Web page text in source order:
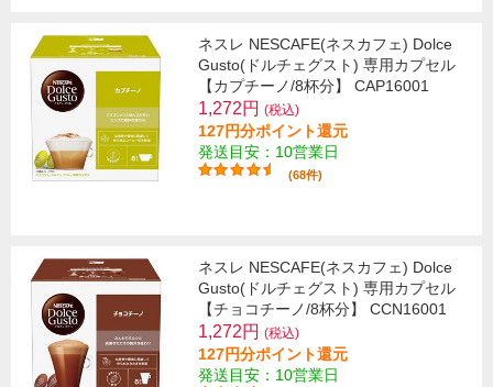
ネスレ NESCAFE(ネスカフェ) Dolce
Gusto(ドルチェグスト) 専用カプセル
【カプチーノ/8杯分】 CAP16001
1,272円 (税込)
127円分ポイント還元
発送目安：10営業日
(68件)
ネスレ NESCAFE(ネスカフェ) Dolce
Gusto(ドルチェグスト) 専用カプセル
【チョコチーノ/8杯分】 CCN16001
1,272円 (税込)
127円分ポイント還元
発送目安：10営業日